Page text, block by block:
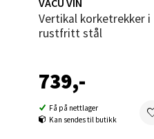
Vertikal korketrekker i
rustfritt stål
739,-
Få på nettlager
Kan sendes til butikk